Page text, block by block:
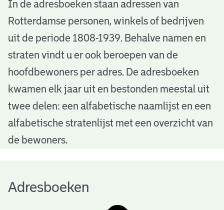
A
d
e
b
o
e
e
In de adresboeken staan adressen van
Rotterdamse personen, winkels of bedrijven
uit de periode 1808-1939. Behalve namen en
straten vindt u er ook beroepen van de
hoofdbewoners per adres. De adresboeken
kwamen elk jaar uit en bestonden meestal uit
twee delen: een alfabetische naamlijst en een
alfabetische stratenlijst met een overzicht van
de bewoners.
Adresboeken